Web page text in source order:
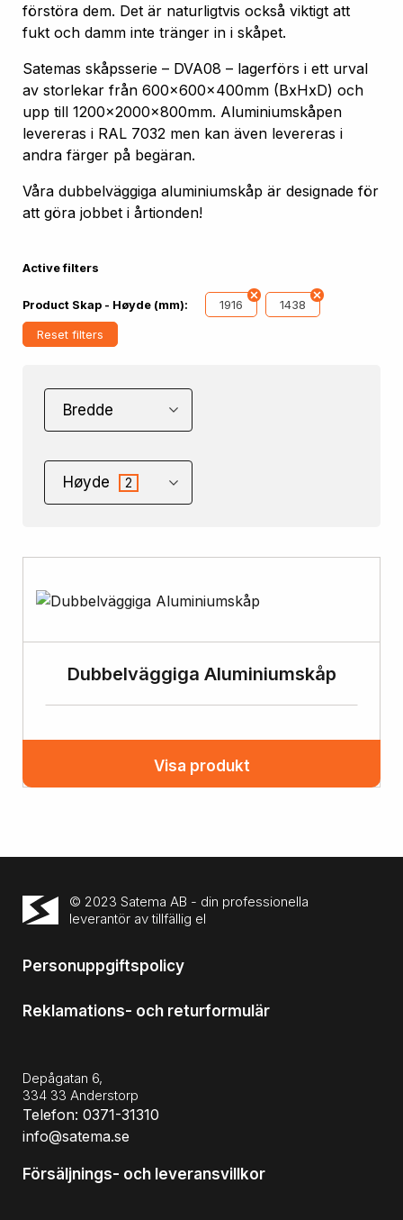
förstöra dem. Det är naturligtvis också viktigt att
fukt och damm inte tränger in i skåpet.
Satemas skåpsserie – DVA08 – lagerförs i ett urval
av storlekar från 600x600x400mm (BxHxD) och
upp till 1200x2000x800mm. Aluminiumskåpen
levereras i RAL 7032 men kan även levereras i
andra färger på begäran.
Våra dubbelväggiga aluminiumskåp är designade för
att göra jobbet i årtionden!
Active filters
Product Skap - Høyde (mm): 1916 1438
Reset filters
Bredde
Høyde 2
Dubbelväggiga Aluminiumskåp
Visa produkt
© 2023 Satema AB - din professionella
leverantör av tillfällig el
Personuppgiftspolicy
Reklamations- och returformulär
Depågatan 6,
334 33 Anderstorp
Telefon: 0371-31310
info@satema.se
Försäljnings- och leveransvillkor